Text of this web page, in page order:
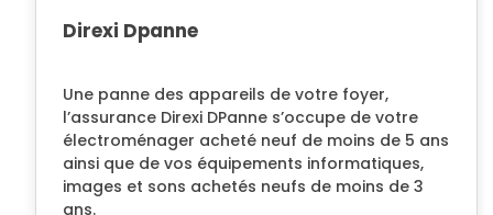
Direxi Dpanne
Une panne des appareils de votre foyer,
l’assurance Direxi DPanne s’occupe de votre
électroménager acheté neuf de moins de 5 ans
ainsi que de vos équipements informatiques,
images et sons achetés neufs de moins de 3
ans.